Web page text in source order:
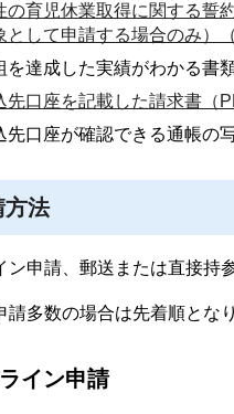
の育児休業取得に関する誓
として申請する場合のみ）
を達成した実績がわかる書
先口座を記載した請求書（
先口座が確認できる通帳の
方法
ン申請、郵送または直接持
請多数の場合は先着順とな
イン申請